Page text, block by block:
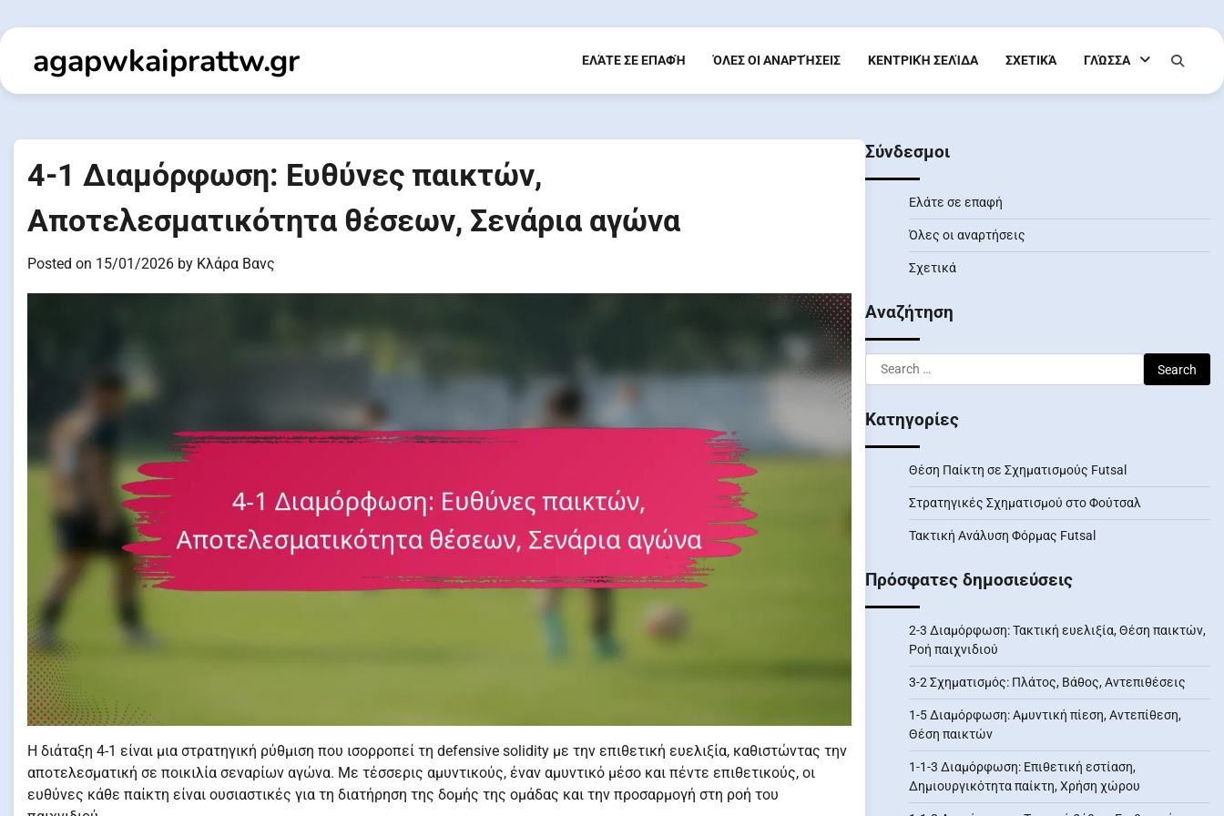
to
contentagapwkaiprattw.gr ΕΛΆΤΕ ΣΕ ΕΠΑΦΉ ΌΛΕΣ ΟΙ ΑΝΑΡΤΉΣΕΙΣ ΚΕΝΤΡΙΚΉ ΣΕΛΊΔΑ ΣΧΕΤΙΚΆ ΓΛΏΣΣΑ
4-1 Διαμόρφωση: Ευθύνες παικτών,
Αποτελεσματικότητα θέσεων, Σενάρια αγώνα
Posted on 15/01/2026 by Κλάρα Βανς
Η διάταξη 4-1 είναι μια στρατηγική ρύθμιση που ισορροπεί τη defensive solidity με την επιθετική ευελιξία, καθιστώντας την
αποτελεσματική σε ποικιλία σεναρίων αγώνα. Με τέσσερις αμυντικούς, έναν αμυντικό μέσο και πέντε επιθετικούς, οι
ευθύνες κάθε παίκτη είναι ουσιαστικές για τη διατήρηση της δομής της ομάδας και την προσαρμογή στη ροή του
Σύνδεσμοι
Ελάτε σε επαφή
Όλες οι αναρτήσεις
Σχετικά
Αναζήτηση
Search
for:
Κατηγορίες
Θέση Παίκτη σε Σχηματισμούς Futsal
Στρατηγικές Σχηματισμού στο Φούτσαλ
Τακτική Ανάλυση Φόρμας Futsal
Πρόσφατες δημοσιεύσεις
2-3 Διαμόρφωση: Τακτική ευελιξία, Θέση παικτών,
Ροή παιχνιδιού
3-2 Σχηματισμός: Πλάτος, Βάθος, Αντεπιθέσεις
1-5 Διαμόρφωση: Αμυντική πίεση, Αντεπίθεση,
Θέση παικτών
1-1-3 Διαμόρφωση: Επιθετική εστίαση,
Δημιουργικότητα παίκτη, Χρήση χώρου